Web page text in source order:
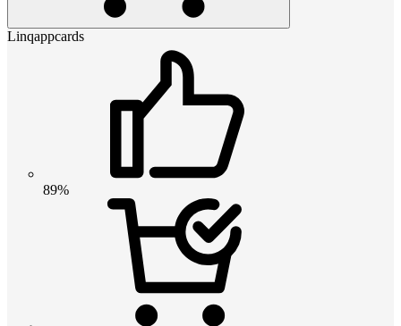
Linqappcards
89%